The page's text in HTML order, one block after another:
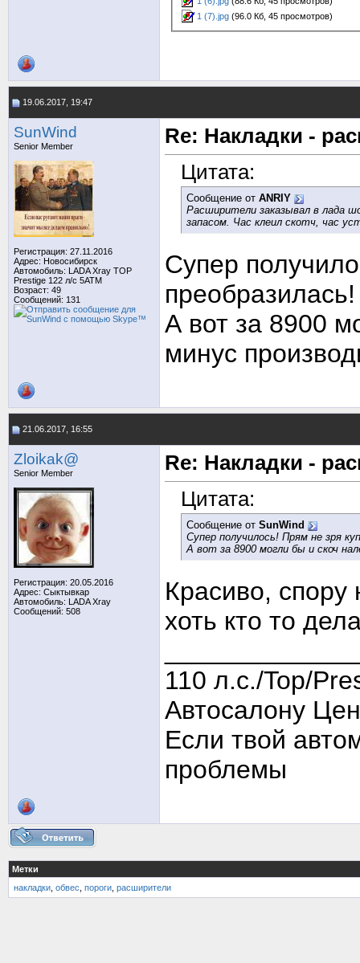
1 (7).jpg (96.0 Кб, 45 просмотров)
19.06.2017, 19:47
SunWind
Senior Member
Регистрация: 27.11.2016
Адрес: Новосибирск
Автомобиль: LADA Xray TOP
Prestige 122 л/с 5АТМ
Возраст: 49
Сообщений: 131
Re: Накладки -
Цитата:
Сообщение от ANRIY
Расширители заказывал в лада
запасом. Час клеил скотч, час
Супер
преобразилась!
А вот за 8900
минус
21.06.2017, 16:55
Zloikak@
Senior Member
Регистрация: 20.05.2016
Адрес: Сыктывкар
Автомобиль: LADA Xray
Сообщений: 508
Re: Накладки -
Цитата:
Сообщение от SunWind
Супер получилось! Прям не зря
А вот за 8900 могли бы и скоч
Красиво,
хоть кто то
110 л.с./Top/
Автосалону
Если твой
проблемы
Метки
накладки обвес пороги расширители